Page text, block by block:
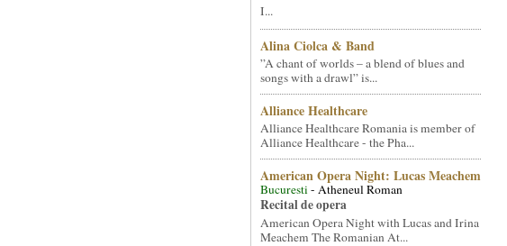
I...
Alina Ciolca & Band
”A chant of worlds – a blend of blues and
songs with a drawl” is...
Alliance Healthcare
Alliance Healthcare Romania is member of
Alliance Healthcare - the Pha...
American Opera Night: Lucas Meachem
Bucuresti- Atheneul Roman
Recital de opera
American Opera Night with Lucas and Irina
Meachem The Romanian At...